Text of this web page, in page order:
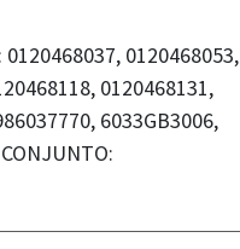
0120468053,
0120468131,
6033GB3006,